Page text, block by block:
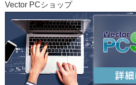
Vector PCショップ